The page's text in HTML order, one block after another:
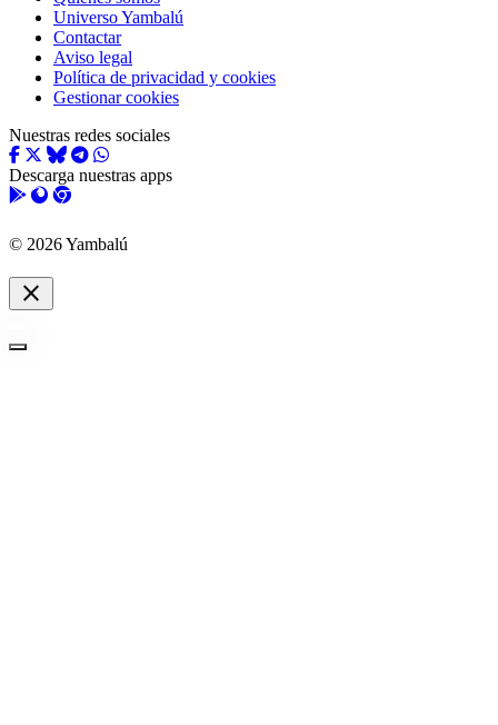
Universo Yambalú
Contactar
Aviso legal
Política de privacidad y cookies
Gestionar cookies
Nuestras redes sociales
Descarga nuestras apps
© 2026 Yambalú
close